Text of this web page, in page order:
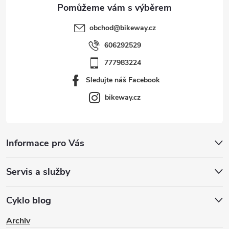
obchod@bikeway.cz
606292529
777983224
Sledujte náš Facebook
bikeway.cz
Informace pro Vás
Servis a služby
Cyklo blog
Archiv